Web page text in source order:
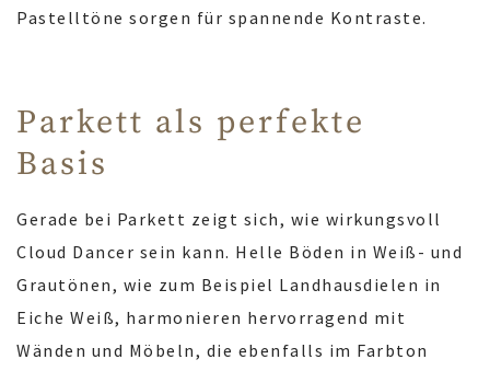
Pastelltöne sorgen für spannende Kontraste.
Parkett als perfekte
Basis
Gerade bei Parkett zeigt sich, wie wirkungsvoll
Cloud Dancer sein kann. Helle Böden in Weiß- und
Grautönen, wie zum Beispiel Landhausdielen in
Eiche Weiß, harmonieren hervorragend mit
Wänden und Möbeln, die ebenfalls im Farbton